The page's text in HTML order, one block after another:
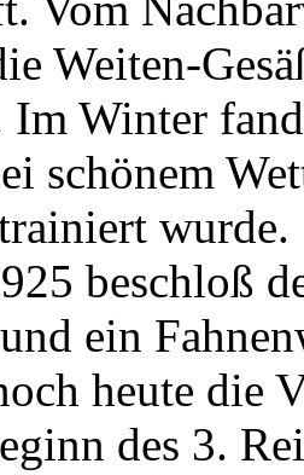
Weiten-
Im Winter
schönem
wurde.
beschloß
ein
heute die
des 3.